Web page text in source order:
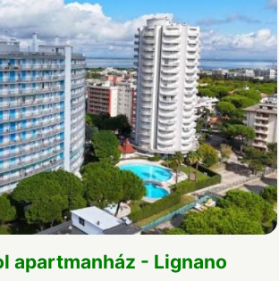
apartmanház - Lignano